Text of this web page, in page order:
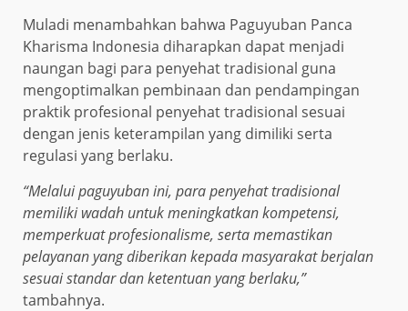
Muladi menambahkan bahwa Paguyuban Panca
Kharisma Indonesia diharapkan dapat menjadi
naungan bagi para penyehat tradisional guna
mengoptimalkan pembinaan dan pendampingan
praktik profesional penyehat tradisional sesuai
dengan jenis keterampilan yang dimiliki serta
regulasi yang berlaku.
“Melalui paguyuban ini, para penyehat tradisional
memiliki wadah untuk meningkatkan kompetensi,
memperkuat profesionalisme, serta memastikan
pelayanan yang diberikan kepada masyarakat berjalan
sesuai standar dan ketentuan yang berlaku,”
tambahnya.